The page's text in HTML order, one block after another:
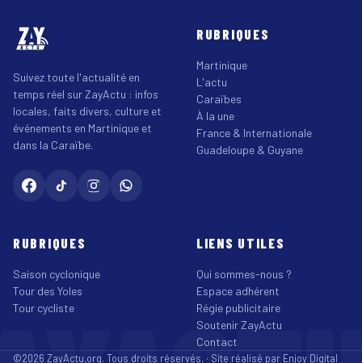
Suivez toute l'actualité en
temps réel sur ZayActu : infos
locales, faits divers, culture et
événements en Martinique et
dans la Caraïbe.
RUBRIQUES
Martinique
L'actu
Caraïbes
À la une
France & Internationale
Guadeloupe & Guyane
RUBRIQUES
Saison cyclonique
Tour des Yoles
Tour cycliste
LIENS UTILES
Qui sommes-nous ?
Espace adhérent
Régie publicitaire
Soutenir ZayActu
Contact
©2026 ZayActu.org. Tous droits réservés. · Site réalisé par Enjoy Digital